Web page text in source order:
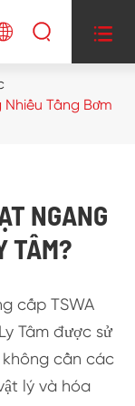
 
Tầng Bơm
NGANG
TÂM?
cấp TSWA
Tâm được sử
không cần các
lý và hóa